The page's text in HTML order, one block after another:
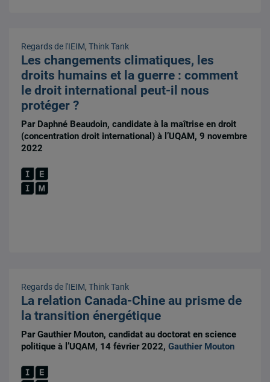
Regards de l'IEIM,Think Tank
Les changements climatiques, les
droits humains et la guerre : comment
le droit international peut-il nous
protéger ?
Par Daphné Beaudoin, candidate à la maîtrise en droit
(concentration droit international) à l’UQAM, 9 novembre
2022
Regards de l'IEIM,Think Tank
La relation Canada-Chine au prisme de
la transition énergétique
Par Gauthier Mouton, candidat au doctorat en science
politique à l’UQAM, 14 février 2022,Gauthier Mouton